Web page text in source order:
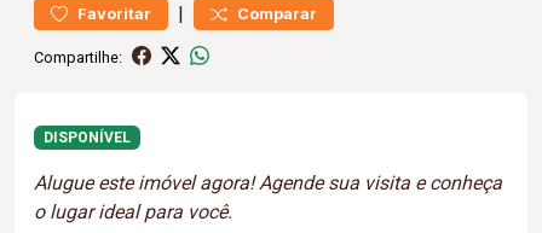
Favoritar | Comparar
Compartilhe:
DISPONÍVEL
Alugue este imóvel agora! Agende sua visita e conheça
o lugar ideal para você.